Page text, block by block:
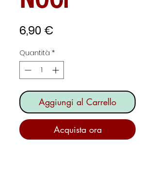
6,90 €
Quantità *
Aggiungi al Carrello
Acquista ora